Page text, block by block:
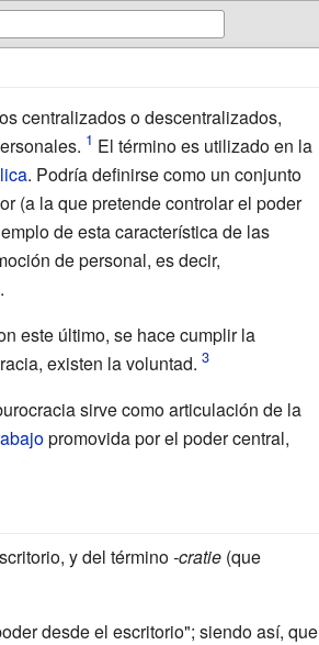
centralizados o descentralizados,
El término es utilizado en la
. Podría definirse como un conjunto
(a la que pretende controlar el poder
de esta característica de las
de personal, es decir,
este último, se hace cumplir la
existen la voluntad.
sirve como articulación de la
promovida por el poder central,
y del término-cratie(que
desde el escritorio"; siendo así, que